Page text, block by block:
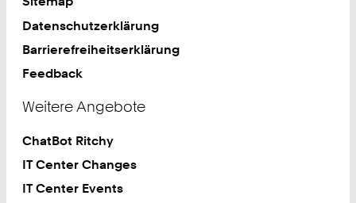
Datenschutzerklärung
Barrierefreiheitserklärung
Feedback
Weitere Angebote
ChatBot Ritchy
IT Center Changes
IT Center Events